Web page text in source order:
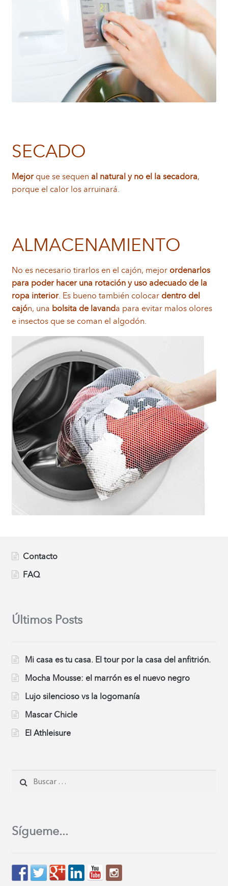
SECADO
Mejorque se sequen al natural y no el la secadora,
porque el calor los arruinará.
ALMACENAMIENTO
No es necesario tirarlos en el cajón, mejor ordenarlos
para poder hacer una rotación y uso adecuado de la
ropa interior. Es bueno también colocar dentro del
cajón, una bolsita de lavanda para evitar malos olores
e insectos que se coman el algodón.
Contacto
FAQ
Últimos Posts
Mi casa es tu casa. El tour por la casa del anfitrión.
Mocha Mousse: el marrón es el nuevo negro
Lujo silencioso vs la logomanía
Mascar Chicle
El Athleisure
Sígueme...